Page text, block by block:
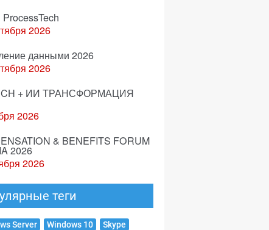
2026
данными 2026
2026
+ ИИ ТРАНСФОРМАЦИЯ
2026
& BENEFITS FORUM
2026
2026
теги
Server Windows 10
Skype